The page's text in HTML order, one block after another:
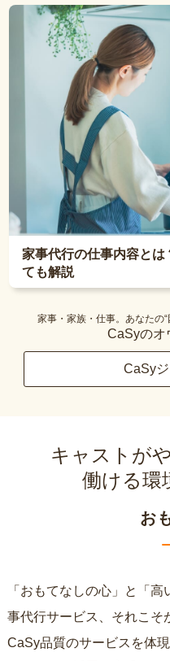
家事代行の仕事内容と
ても解説
家事・家族・仕事。あなたの
CaSyのオ
CaSy
キャストが
働ける環
お
「おもてなしの心」と「
事代行サービス、それこそ
CaSy品質のサービスを体